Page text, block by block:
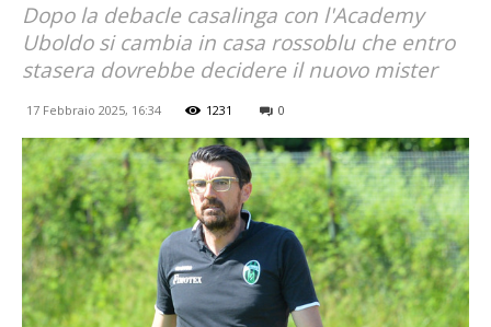
Dopo la debacle casalinga con l'Academy
Uboldo si cambia in casa rossoblu che entro
stasera dovrebbe decidere il nuovo mister
17 Febbraio 2025, 16:34 1231 0